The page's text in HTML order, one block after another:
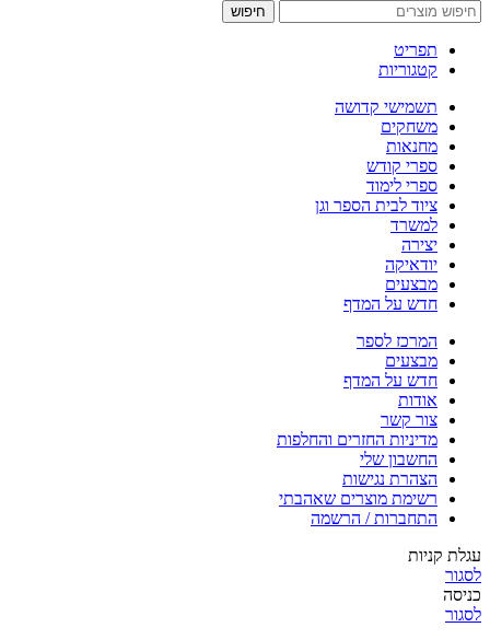
חיפוש
תפריט
קטגוריות
תשמישי קדושה
משחקים
מחנאות
ספרי קודש
ספרי לימוד
ציוד לבית הספר וגן
למשרד
יצירה
יודאיקה
מבצעים
חדש על המדף
המרכז לספר
מבצעים
חדש על המדף
אודות
צור קשר
מדיניות החזרים והחלפות
החשבון שלי
הצהרת נגישות
רשימת מוצרים שאהבתי
התחברות / הרשמה
עגלת קניות
לסגור
כניסה
לסגור